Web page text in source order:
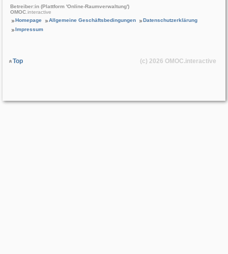
Betreiber:in (Plattform 'Online-Raumverwaltung')
OMOC .interactive
Homepage
Allgemeine Geschäftsbedingungen
Datenschutzerklärung
Impressum
Top (c) 2026 OMOC.interactive